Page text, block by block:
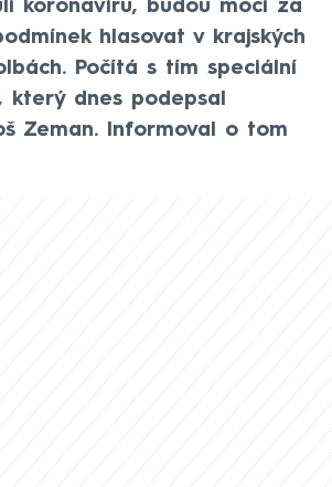
koronaviru, budou moci za
hlasovat v krajských
Počítá s tím speciální
který dnes podepsal
Zeman. Informoval o tom